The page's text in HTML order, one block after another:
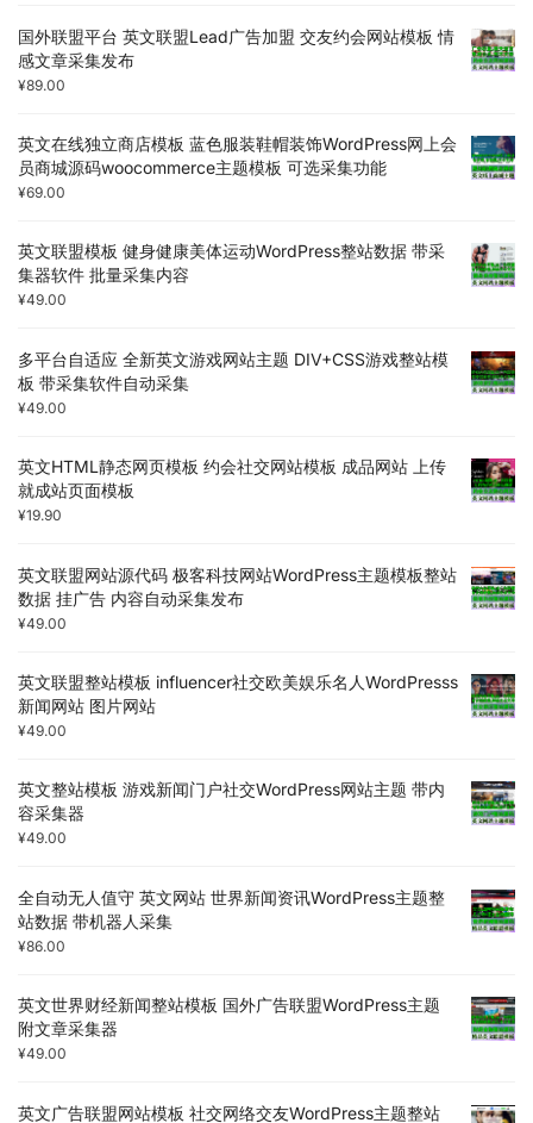
国外联盟平台 英文联盟Lead广告加盟 交友约会网站模板 情
感文章采集发布
¥89.00
英文在线独立商店模板 蓝色服装鞋帽装饰WordPress网上会
员商城源码woocommerce主题模板 可选采集功能
¥69.00
英文联盟模板 健身健康美体运动WordPress整站数据 带采
集器软件 批量采集内容
¥49.00
多平台自适应 全新英文游戏网站主题 DIV+CSS游戏整站模
板 带采集软件自动采集
¥49.00
英文HTML静态网页模板 约会社交网站模板 成品网站 上传
就成站页面模板
¥19.90
英文联盟网站源代码 极客科技网站WordPress主题模板整站
数据 挂广告 内容自动采集发布
¥49.00
英文联盟整站模板 influencer社交欧美娱乐名人WordPresss
新闻网站 图片网站
¥49.00
英文整站模板 游戏新闻门户社交WordPress网站主题 带内
容采集器
¥49.00
全自动无人值守 英文网站 世界新闻资讯WordPress主题整
站数据 带机器人采集
¥86.00
英文世界财经新闻整站模板 国外广告联盟WordPress主题
附文章采集器
¥49.00
英文广告联盟网站模板 社交网络交友WordPress主题整站